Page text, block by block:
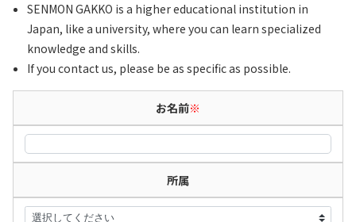
SENMON GAKKO is a higher educational institution in
Japan, like a university, where you can learn specialized
knowledge and skills.
If you contact us, please be as specific as possible.
お名前※
所属